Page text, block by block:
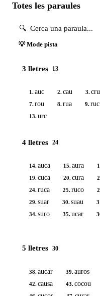
Totes les paraules
💡 Mode pista
3 lletres 13
1.auc 2.cau 3.cru
7.rou 8.rua 9.ruc
13.urc
4 lletres 24
14.auca 15.aura
19.cuca 20.cura
24.ruca 25.ruco
29.suar 30.suau
34.suro 35.ucar
5 lletres 30
38.aucar 39.auros
42.causa 43.cocou